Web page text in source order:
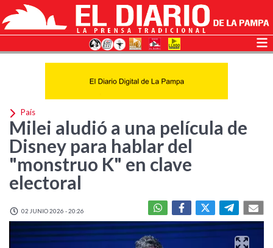
País
Milei aludió a una película de
Disney para hablar del
"monstruo K" en clave
electoral
02 JUNIO 2026 - 20:26